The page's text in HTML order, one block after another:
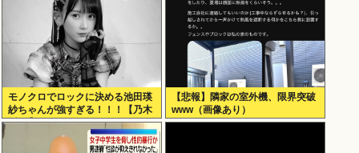
モノクロでロックに決める池田瑛
紗ちゃんが強すぎる！！！【乃木
坂46】
【悲報】隣家の室外機、限界突破
www（画像あり）